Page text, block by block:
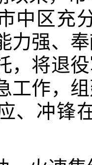
中区充
力强、
，将退
工作，
、冲锋